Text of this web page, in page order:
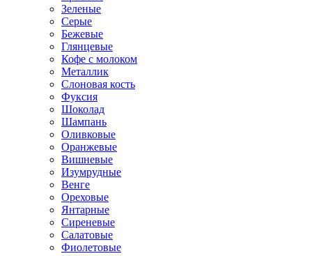
Зеленые
Серые
Бежевые
Глянцевые
Кофе с молоком
Металлик
Слоновая кость
Фуксия
Шоколад
Шампань
Оливковые
Оранжевые
Вишневые
Изумрудные
Венге
Ореховые
Янтарные
Сиреневые
Салатовые
Фиолетовые